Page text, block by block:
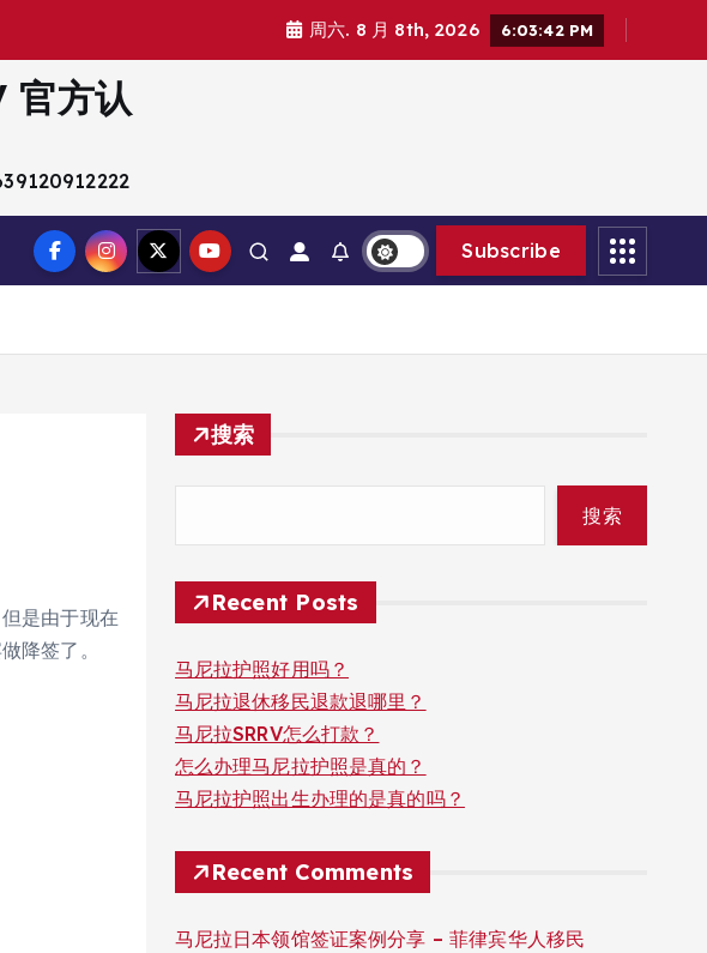
周六. 8 月 8th, 2026 6:03:43 PM
Subscribe
是由于现在
降签了。
搜索
搜索
Recent Posts
马尼拉护照好用吗？
马尼拉退休移民退款退哪里？
马尼拉SRRV怎么打款？
怎么办理马尼拉护照是真的？
马尼拉护照出生办理的是真的吗？
Recent Comments
马尼拉日本领馆签证案例分享 – 菲律宾华人移民